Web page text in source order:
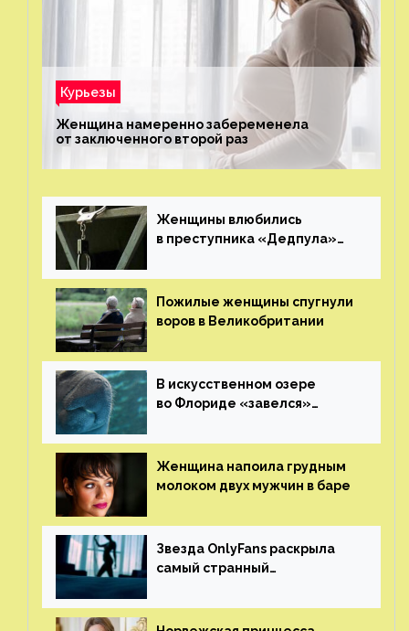
Курьезы
Женщина намеренно забеременела
от заключенного второй раз
Женщины влюбились
в преступника «Дедпула»
ему жизнь
Пожилые женщины спугнули
воров в Великобритании
В искусственном озере
во Флориде «завелся»
Женщина напоила грудным
молоком двух мужчин в баре
Звезда OnlyFans раскрыла
самый странный
от фаната